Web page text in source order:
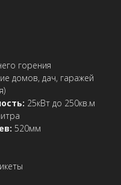
горения
домов, дач, гаражей
25кВт до 250кв.м
520мм